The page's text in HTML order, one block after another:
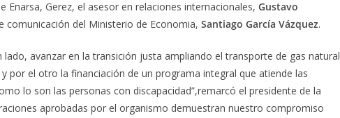
Enarsa, Gerez, el asesor en relaciones internacionales, Gustavo
comunicación del Ministerio de Economia, Santiago García Vázquez.
avanzar en la transición justa ampliando el transporte de gas natural
por el otro la financiación de un programa integral que atiende las
lo son las personas con discapacidad”,remarcó el presidente de la
aprobadas por el organismo demuestran nuestro compromiso